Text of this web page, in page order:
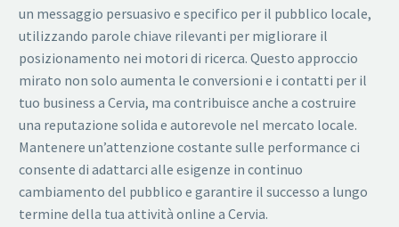
un messaggio persuasivo e specifico per il pubblico locale,
utilizzando parole chiave rilevanti per migliorare il
posizionamento nei motori di ricerca. Questo approccio
mirato non solo aumenta le conversioni e i contatti per il
tuo business a Cervia, ma contribuisce anche a costruire
una reputazione solida e autorevole nel mercato locale.
Mantenere un’attenzione costante sulle performance ci
consente di adattarci alle esigenze in continuo
cambiamento del pubblico e garantire il successo a lungo
termine della tua attività online a Cervia.